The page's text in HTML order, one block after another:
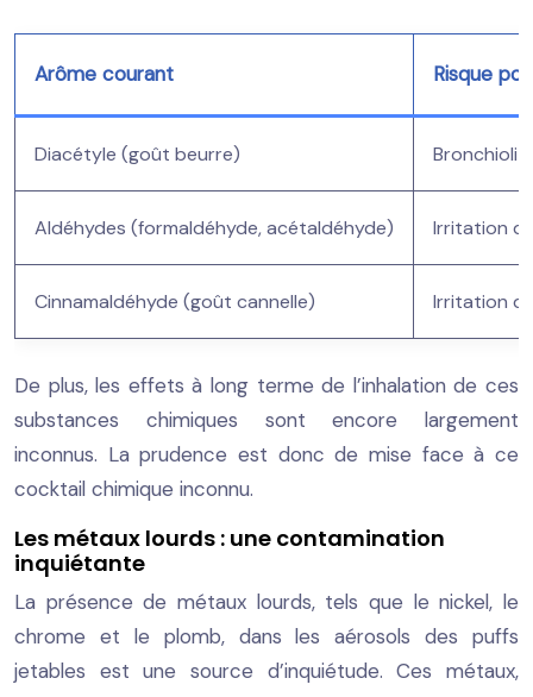
Arôme courant Risque
Diacétyle (goût beurre)
Aldéhydes (formaldéhyde, acétaldéhyde) Irritation
Cinnamaldéhyde (goût cannelle) Irritation
De plus, les effets à long terme de l’inhalation de ces
substances chimiques sont encore largement
inconnus. La prudence est donc de mise face à ce
cocktail chimique inconnu.
Les métaux lourds : une contamination
inquiétante
La présence de métaux lourds, tels que le nickel, le
chrome et le plomb, dans les aérosols des puffs
jetables est une source d’inquiétude. Ces métaux,